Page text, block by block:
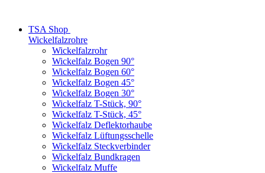
TSA Shop
Wickelfalzrohre
Wickelfalzrohr
Wickelfalz Bogen 90°
Wickelfalz Bogen 60°
Wickelfalz Bogen 45°
Wickelfalz Bogen 30°
Wickelfalz T-Stück, 90°
Wickelfalz T-Stück, 45°
Wickelfalz Deflektorhaube
Wickelfalz Lüftungsschelle
Wickelfalz Steckverbinder
Wickelfalz Bundkragen
Wickelfalz Muffe